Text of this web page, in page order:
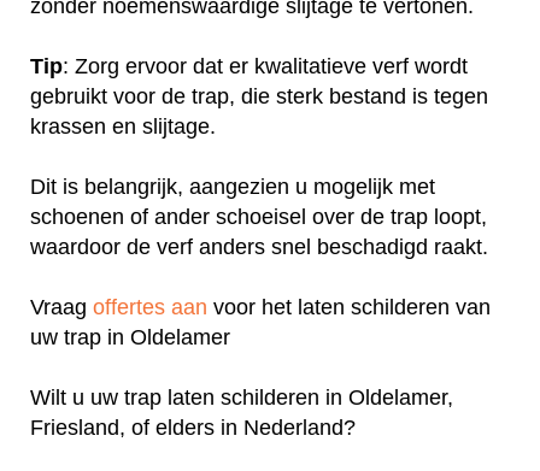
zonder noemenswaardige slijtage te vertonen.
Tip: Zorg ervoor dat er kwalitatieve verf wordt
gebruikt voor de trap, die sterk bestand is tegen
krassen en slijtage.
Dit is belangrijk, aangezien u mogelijk met
schoenen of ander schoeisel over de trap loopt,
waardoor de verf anders snel beschadigd raakt.
Vraag offertes aan voor het laten schilderen van
uw trap in Oldelamer
Wilt u uw trap laten schilderen in Oldelamer,
Friesland, of elders in Nederland?